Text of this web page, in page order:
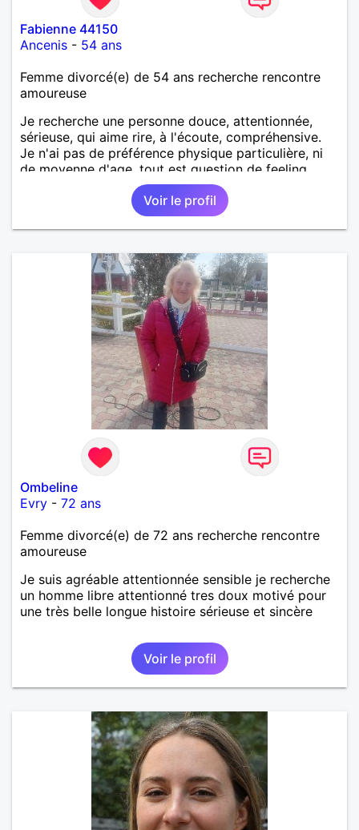
Fabienne 44150
Ancenis - 54 ans
Femme divorcé(e) de 54 ans recherche rencontre
amoureuse
Je recherche une personne douce, attentionnée,
sérieuse, qui aime rire, à l'écoute, compréhensive.
Je n'ai pas de préférence physique particulière, ni
de moyenne d'age, tout est question de feeling.
Voir le profil
Ombeline
Evry - 72 ans
Femme divorcé(e) de 72 ans recherche rencontre
amoureuse
Je suis agréable attentionnée sensible je recherche
un homme libre attentionné tres doux motivé pour
une très belle longue histoire sérieuse et sincère
Voir le profil